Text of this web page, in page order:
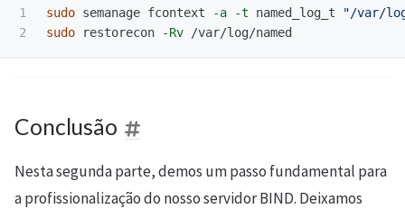
1
sudo semanage fcontext -a -t named_log_t
"/var/
sudo
restorecon -Rv
Conclusão
Nesta segunda parte, demos um passo fundamental para
a profissionalização do nosso servidor BIND. Deixamos